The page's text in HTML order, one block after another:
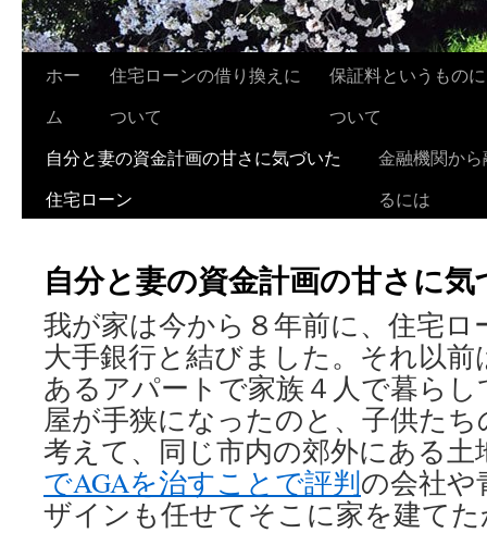
コ
ン
ス
キ
ッ
プ
ホー
ム
住宅ローンの借り換えに
ついて
保証料というものに
ついて
自分と妻の資金計画の甘さに気づいた
住宅ローン
金融機関か
るには
自分と妻の資金計画の甘さに
我が家は今から８年前に、住宅ロ
大手銀行と結びました。それ以前
あるアパートで家族４人で暮ら
屋が手狭になったのと、子供た
考えて、同じ市内の郊外にある土
でAGAを治すことで評判の会社や
ザインも任せてそこに家を建て